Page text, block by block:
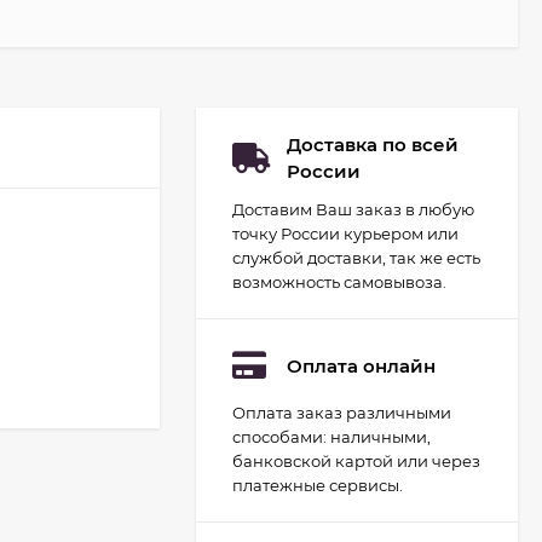
Доставка по всей
России
Доставим Ваш заказ в любую
точку России курьером или
службой доставки, так же есть
возможность самовывоза.
Оплата онлайн
Оплата заказ различными
способами: наличными,
банковской картой или через
платежные сервисы.
Набор для
гидропоники Uniel
минисад Aqua.
Светильник для
растений
2 093 руб.
1 700руб.